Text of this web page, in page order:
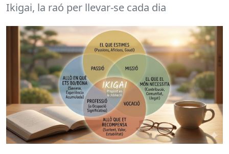
Ikigai, la raó per llevar-se cada dia